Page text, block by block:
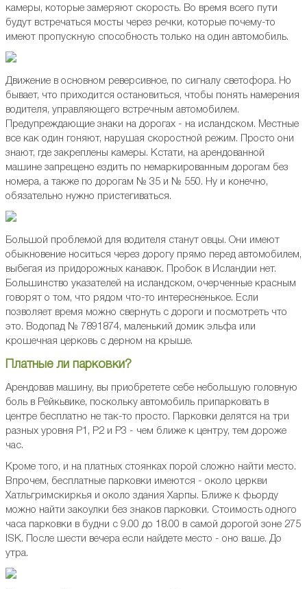
камеры, которые замеряют скорость. Во время всего пути
будут встречаться мосты через речки, которые почему-то
имеют пропускную способность только на один автомобиль.
Движение в основном реверсивное, по сигналу светофора. Но
бывает, что приходится остановиться, чтобы понять намерения
водителя, управляющего встречным автомобилем.
Предупреждающие знаки на дорогах - на исландском. Местные
все как один гоняют, нарушая скоростной режим. Просто они
знают, где закреплены камеры. Кстати, на арендованной
машине запрещено ездить по немаркированным дорогам без
номера, а также по дорогам № 35 и № 550. Ну и конечно,
обязательно нужно пристегиваться.
Большой проблемой для водителя станут овцы. Они имеют
обыкновение носиться через дорогу прямо перед автомобилем,
выбегая из придорожных канавок. Пробок в Исландии нет.
Большинство указателей на исландском, очерченные красным
говорят о том, что рядом что-то интересненькое. Если
позволяет время можно свернуть с дороги и посмотреть что
это. Водопад № 7891874, маленький домик эльфа или
крошечная церковь с дерном на крыше.
Платные ли парковки?
Арендовав машину, вы приобретете себе небольшую головную
боль в Рейкьвике, поскольку автомобиль припарковать в
центре бесплатно не так-то просто. Парковки делятся на три
разных уровня Р1, Р2 и Р3 - чем ближе к центру, тем дороже
час.
Кроме того, и на платных стоянках порой сложно найти место.
Впрочем, бесплатные парковки имеются - около церкви
Хатльгримскиркья и около здания Харпы. Ближе к фьорду
можно найти закоулки без знаков парковки. Стоимость одного
часа парковки в будни с 9.00 до 18.00 в самой дорогой зоне 275
ISK. После шести вечера если найдете место - оно ваше. До
утра.